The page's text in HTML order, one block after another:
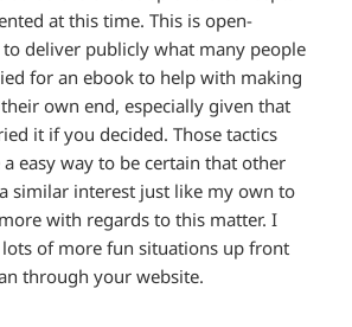
at this time. This is open-
deliver publicly what many people
for an ebook to help with making
own end, especially given that
it if you decided. Those tactics
easy way to be certain that other
similar interest just like my own to
with regards to this matter. I
of more fun situations up front
through your website.